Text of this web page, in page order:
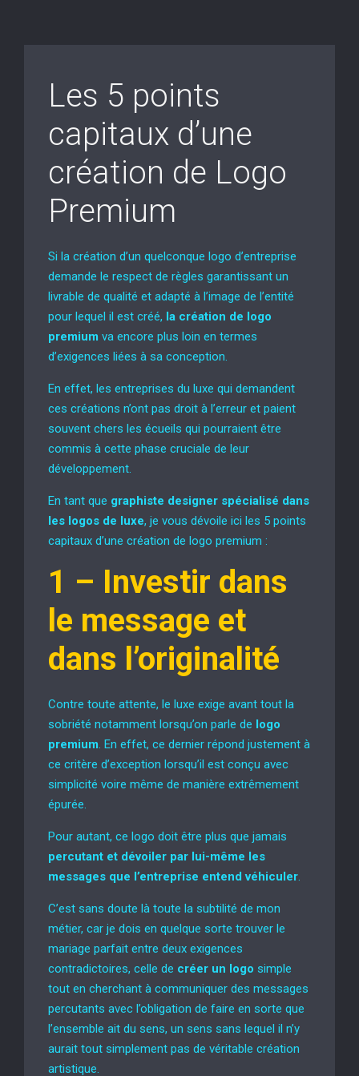
Les 5 points
capitaux d’une
création de Logo
Premium
Si la création d’un quelconque logo d’entreprise
demande le respect de règles garantissant un
livrable de qualité et adapté à l’image de l’entité
pour lequel il est créé, la création de logo
premium va encore plus loin en termes
d’exigences liées à sa conception.
En effet, les entreprises du luxe qui demandent
ces créations n’ont pas droit à l’erreur et paient
souvent chers les écueils qui pourraient être
commis à cette phase cruciale de leur
développement.
En tant que graphiste designer spécialisé dans
les logos de luxe, je vous dévoile ici les 5 points
capitaux d’une création de logo premium :
1 – Investir dans
le message et
dans l’originalité
Contre toute attente, le luxe exige avant tout la
sobriété notamment lorsqu’on parle de logo
premium. En effet, ce dernier répond justement à
ce critère d’exception lorsqu’il est conçu avec
simplicité voire même de manière extrêmement
épurée.
Pour autant, ce logo doit être plus que jamais
percutant et dévoiler par lui-même les
messages que l’entreprise entend véhiculer.
C’est sans doute là toute la subtilité de mon
métier, car je dois en quelque sorte trouver le
mariage parfait entre deux exigences
contradictoires, celle de créer un logo simple
tout en cherchant à communiquer des messages
percutants avec l’obligation de faire en sorte que
l’ensemble ait du sens, un sens sans lequel il n’y
aurait tout simplement pas de véritable création
artistique.